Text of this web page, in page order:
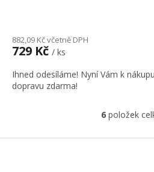
882,09 Kč včetně DPH
729 Kč / ks
Ihned odesíláme! Nyní Vám k
dopravu zdarma!
O
l
6položek
Z